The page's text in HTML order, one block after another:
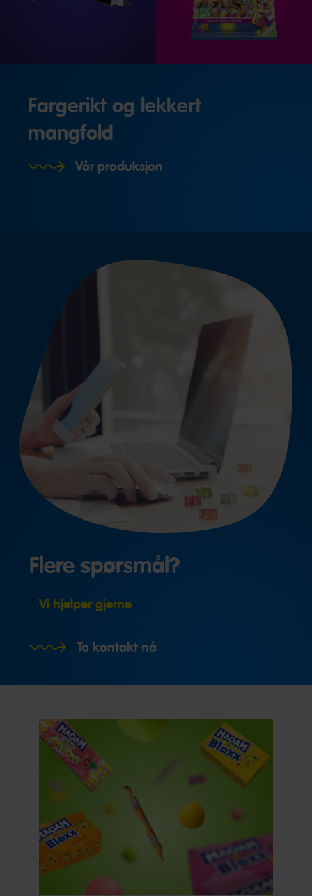
Fargerikt og lekkert
mangfold
Vår produksjon
Flere spørsmål?
Vi hjelper gjerne
Ta kontakt nå